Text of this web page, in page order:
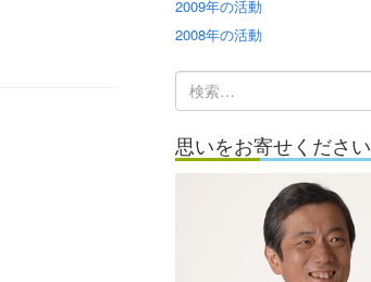
2009年の活動
2008年の活動
索:
思いをお寄せください